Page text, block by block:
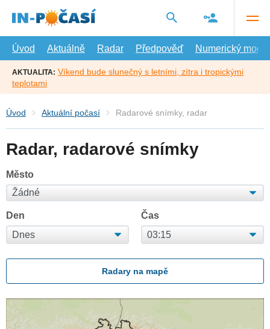
hlavní
Úvod
Aktuálně Radar Předpověď Numerický model
AKTUALITA: Víkend bude slunečný s letními, zítra i tropickými
teplotami
Úvod Aktuální počasí Radarové snímky, radar
Radar, radarové snímky
Město
Den Čas
Radary na mapě